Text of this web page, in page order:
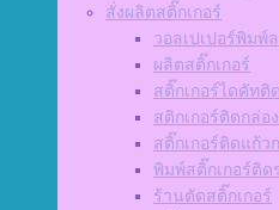
สั่งผลิตสติ๊กเกอร์
วอลเปเปอร์พิมพ์
ผลิตสติ๊กเกอร์
สติ๊กเกอร์ไดคัทติ
สติกเกอร์ติดกล่อ
สติ๊กเกอร์ติดแก้ว
พิมพ์สติ๊กเกอร์ติด
ร้านตัดสติ๊กเกอร์